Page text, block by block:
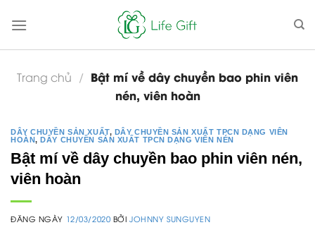
Trang chủ / Bật mí về dây chuyền bao phin viên
nén, viên hoàn
DÂY CHUYỀN SẢN XUẤT, DÂY CHUYỀN SẢN XUẤT TPCN DẠNG VIÊN
HOÀN,DÂY CHUYỀN SẢN XUẤT TPCN DẠNG VIÊN NÉN
Bật mí về dây chuyền bao phin viên nén,
viên hoàn
ĐĂNG NGÀY 12/03/2020 BỞI JOHNNY SUNGUYEN